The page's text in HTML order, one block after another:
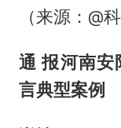
（来源：@
通 报河南安
言典型案例